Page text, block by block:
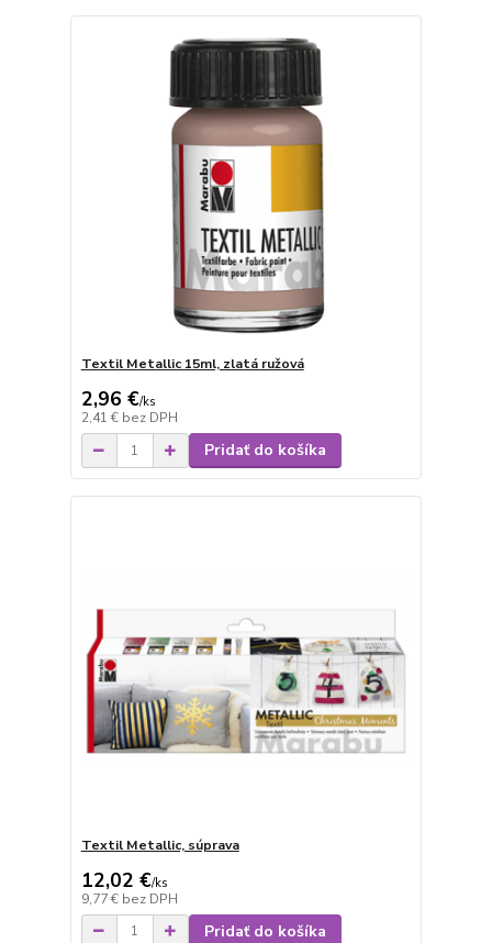
Textil Metallic 15ml, zlatá ružová
2,96 €/ks
2,41 € bez DPH
Pridať do košíka
Textil Metallic, súprava
12,02 €/ks
9,77 € bez DPH
Pridať do košíka